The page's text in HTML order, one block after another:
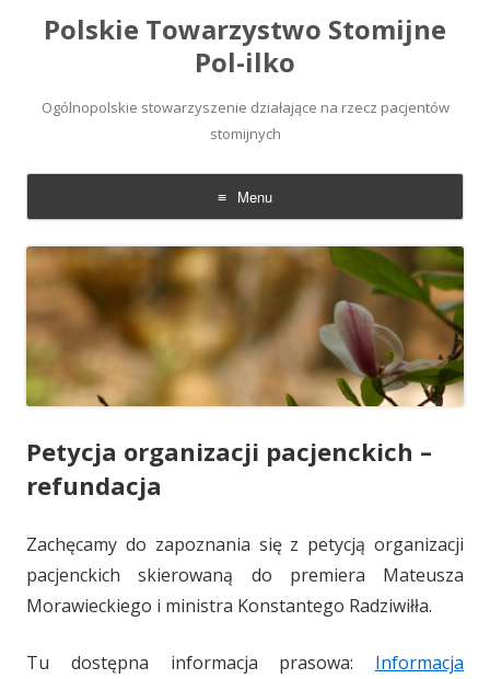
Polskie Towarzystwo Stomijne
Pol-ilko
Ogólnopolskie stowarzyszenie działające na rzecz pacjentów
stomijnych
Menu
Skip
to
content
Petycja organizacji pacjenckich –
refundacja
Zachęcamy do zapoznania się z petycją organizacji
pacjenckich skierowaną do premiera Mateusza
Morawieckiego i ministra Konstantego Radziwiłła.
Tu dostępna informacja prasowa: Informacja